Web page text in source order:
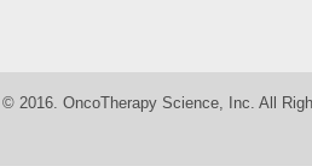
2016. OncoTherapy Science, Inc. All